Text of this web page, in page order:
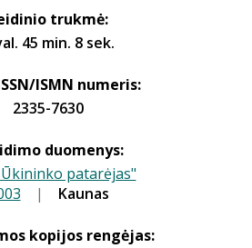
trukmė:
45 min. 8 sek.
ISMN numeris:
2335-7630
duomenys:
patarėjas"
| Kaunas
kopijos rengėjas: